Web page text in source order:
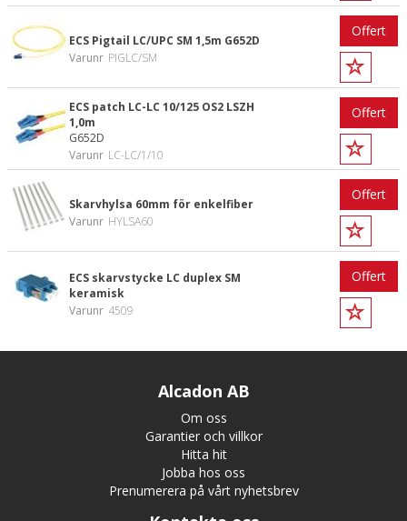
ECS Pigtail LC/UPC SM 1,5m G652D
Varunr PIGLC/SM
Offert
ECS patch LC-LC 10/125 OS2 LSZH
1,0m
G652D
Varunr LC-LC/1/10
Offert
Skarvhylsa 60mm för enkelfiber
Varunr HYLSA60
Offert
ECS skarvstycke LC duplex SM
keramisk
Varunr 4509
Offert
Alcadon AB
Om oss
Garantier och villkor
Hitta hit
Jobba hos oss
Prenumerera på vårt nyhetsbrev